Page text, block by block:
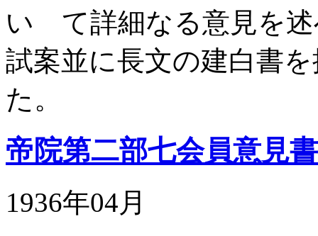
い て詳細なる意見を述
試案並に長文の建白書
た。
帝院第二部七会員意
1936年04月